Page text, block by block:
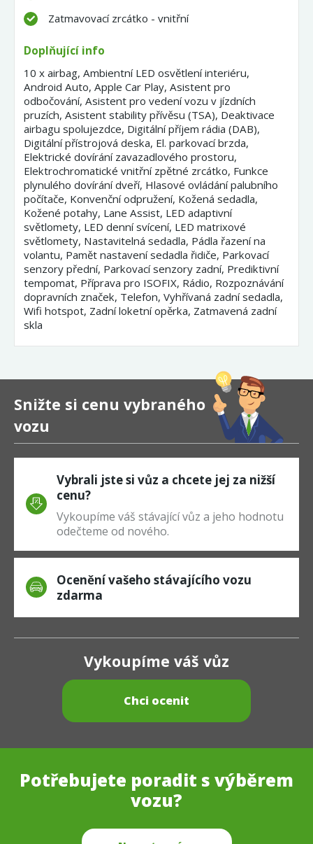
Zatmavovací zrcátko - vnitřní
Doplňující info
10 x airbag, Ambientní LED osvětlení interiéru,
Android Auto, Apple Car Play, Asistent pro
odbočování, Asistent pro vedení vozu v jízdních
pruzích, Asistent stability přívěsu (TSA), Deaktivace
airbagu spolujezdce, Digitální příjem rádia (DAB),
Digitální přístrojová deska, El. parkovací brzda,
Elektrické dovírání zavazadlového prostoru,
Elektrochromatické vnitřní zpětné zrcátko, Funkce
plynulého dovírání dveří, Hlasové ovládání palubního
počítače, Konvenční odpružení, Kožená sedadla,
Kožené potahy, Lane Assist, LED adaptivní
světlomety, LED denní svícení, LED matrixové
světlomety, Nastavitelná sedadla, Pádla řazení na
volantu, Pamět nastavení sedadla řidiče, Parkovací
senzory přední, Parkovací senzory zadní, Prediktivní
tempomat, Příprava pro ISOFIX, Rádio, Rozpoznávání
dopravních značek, Telefon, Vyhřívaná zadní sedadla,
Wifi hotspot, Zadní loketní opěrka, Zatmavená zadní
skla
Snižte si cenu vybraného
vozu
Vybrali jste si vůz a chcete jej za nižší
cenu?
Vykoupíme váš stávající vůz a jeho hodnotu
odečteme od nového.
Ocenění vašeho stávajícího vozu
zdarma
Vykoupíme váš vůz
Chci ocenit
Potřebujete poradit s výběrem
vozu?